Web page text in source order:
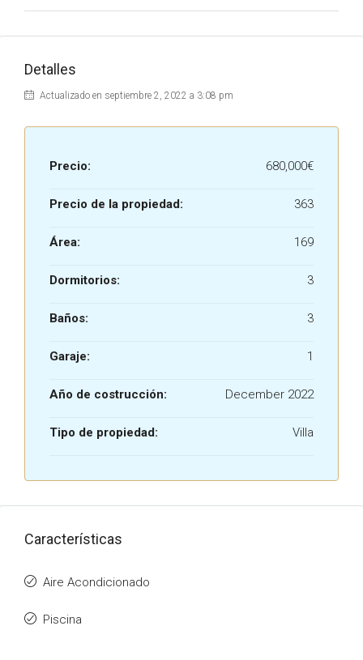
Detalles
Actualizado en septiembre 2, 2022 a 3:08 pm
Precio: 680,000€
Precio de la propiedad: 363
Área: 169
Dormitorios: 3
Baños: 3
Garaje: 1
Año de costrucción: December 2022
Tipo de propiedad: Villa
Características
Aire Acondicionado
Piscina